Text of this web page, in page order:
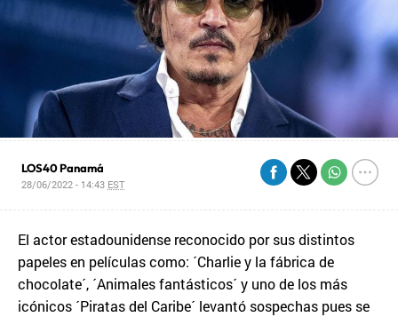
LOS40 Panamá
28/06/2022 - 14:43 EST
El actor estadounidense reconocido por sus distintos
papeles en películas como: ´Charlie y la fábrica de
chocolate´, ´Animales fantásticos´ y uno de los más
icónicos ´Piratas del Caribe´ levantó sospechas pues se